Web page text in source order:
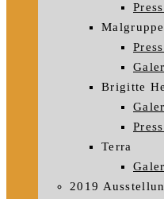
Malgruppe
Brigitte
Terra
2019